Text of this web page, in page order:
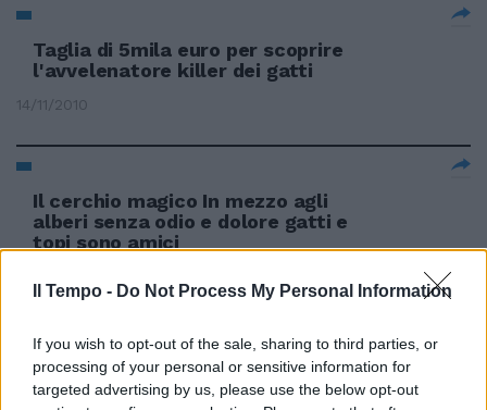
Il Tempo - Do Not Process My Personal Information
If you wish to opt-out of the sale, sharing to third parties, or
processing of your personal or sensitive information for
targeted advertising by us, please use the below opt-out
Taglia di 5mila euro per scoprire
l'avvelenatore killer dei gatti
14/11/2010
Il cerchio magico In mezzo agli
alberi senza odio e dolore gatti e
topi sono amici
Gastrite, ansia e depressione
Anche i gatti dallo psicanalista